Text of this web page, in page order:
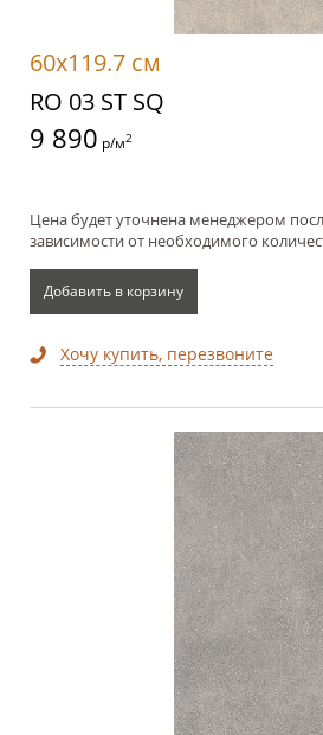
60x119.7 см
RO 03 ST SQ
9 890 р/м2
Цена будет уточнена менеджером
зависимости от необходимого
Добавить в корзину
Хочу купить, перезвоните